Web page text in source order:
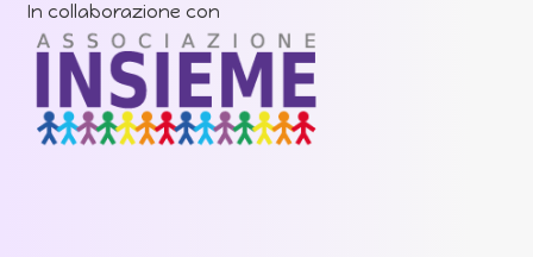
In collaborazione con